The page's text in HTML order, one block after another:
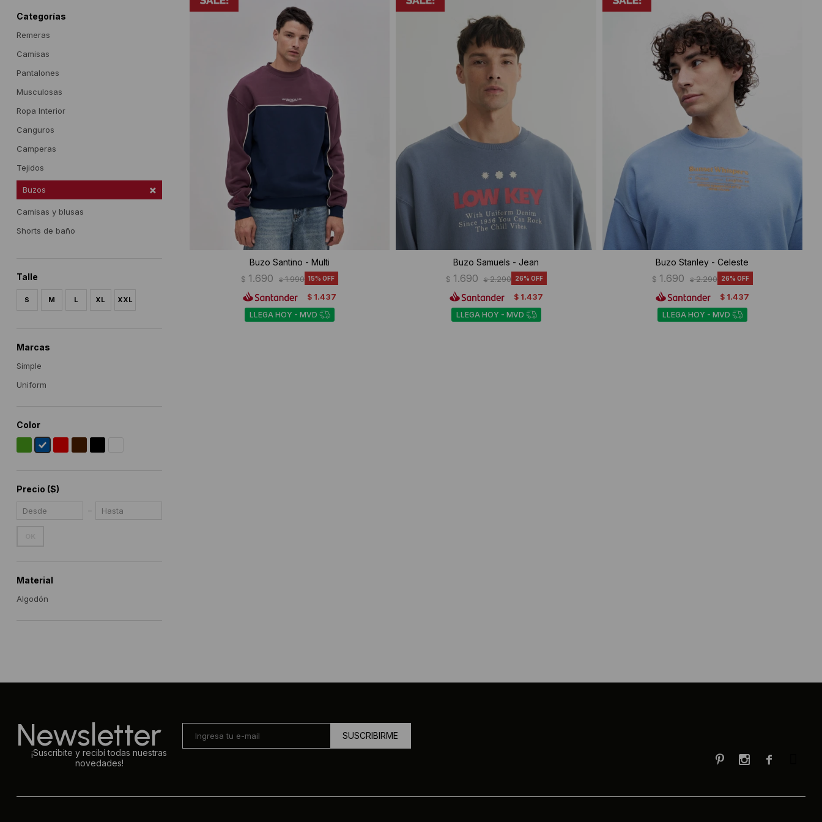
Buzo Santino - Multi
$ 1.690 $ 1.990 15
$ 1.437
LLEGA HOY - MVD
Buzo Samuels - Jean
$ 1.690 $ 2.290 26
$ 1.437
LLEGA HOY - MVD
Buzo Stanley - Celeste
$ 1.690 $ 2.290 26
$ 1.437
LLEGA HOY - MVD
Categorías
Remeras
Camisas
Pantalones
Musculosas
Ropa Interior
Canguros
Camperas
Tejidos
Buzos
Camisas y blusas
Shorts de baño
Talle
S M L XL XXL
Marcas
Simple
Uniform
Color
Precio ($)
Material
Algodón
Newsletter
¡Suscribite y recibí todas nuestras
novedades!
SUSCRIBIRME

 